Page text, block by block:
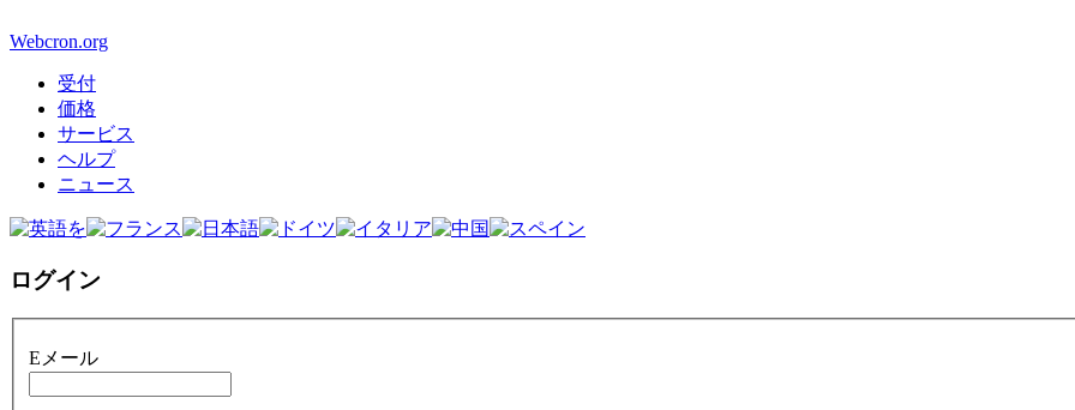
Webcron.org
受付
価格
サービス
ヘルプ
ニュース
ログイン
Eメール